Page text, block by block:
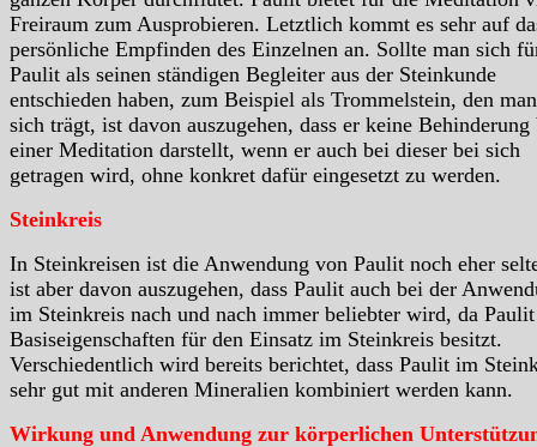
Freiraum zum Ausprobieren. Letztlich kommt es sehr auf
persönliche Empfinden des Einzelnen an. Sollte man sich
Paulit als seinen ständigen Begleiter aus der Steinkunde
entschieden haben, zum Beispiel als Trommelstein, den
sich trägt, ist davon auszugehen, dass er keine Behinderung
einer Meditation darstellt, wenn er auch bei dieser bei sich
getragen wird, ohne konkret dafür eingesetzt zu werden.
Steinkreis
In Steinkreisen ist die Anwendung von Paulit noch eher
ist aber davon auszugehen, dass Paulit auch bei der
im Steinkreis nach und nach immer beliebter wird, da
Basiseigenschaften für den Einsatz im Steinkreis besitzt.
Verschiedentlich wird bereits berichtet, dass Paulit im
sehr gut mit anderen Mineralien kombiniert werden kann.
Wirkung und Anwendung zur körperlichen